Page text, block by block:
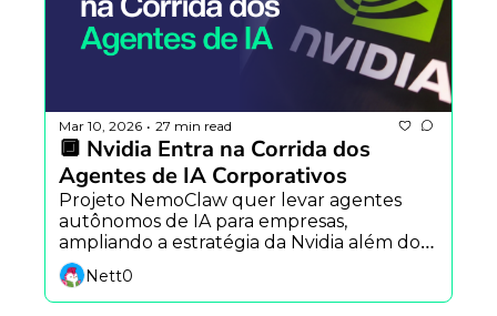
Mar 10, 2026 • 27 min read
🔲 Nvidia Entra na Corrida dos
Agentes de IA Corporativos
Projeto NemoClaw quer levar agentes
autônomos de IA para empresas,
ampliando a estratégia da Nvidia além do
hardware e entrando na disputa pela
camada de software.
Nett0